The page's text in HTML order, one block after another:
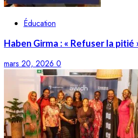
Éducation
Haben Girma : « Refuser la pitié
mars 20, 2026 0